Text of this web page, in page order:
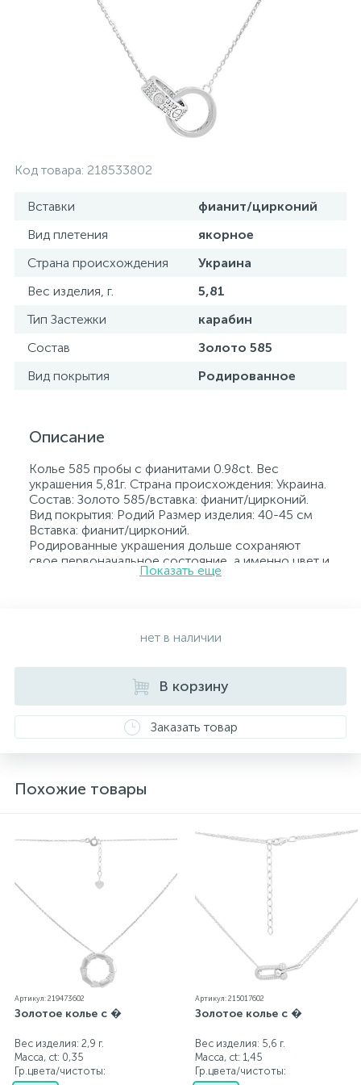
Код товара: 218533802
Вставки
фианит/цирконий
Вид плетения
якорное
Страна происхождения
Украина
Вес изделия, г.
5,81
Тип Застежки
карабин
Состав
Золото 585
Вид покрытия
Родированное
Описание
Колье 585 пробы с фианитами 0.98ct. Вес
украшения 5,81г. Страна происхождения: Украина.
Состав: Золото 585/вставка: фианит/цирконий.
Вид покрытия: Родий Размер изделия: 40-45 см
Вставка: фианит/цирконий.
Родированные украшения дольше сохраняют
свое первоначальное состояние, а именно цвет и
блеск металла. Все ювелирные изделия
всех изделиях стоит соответствующая проба. К
бирка с указанием всех параметров.*Цвета
изделий на сайте могут незначительно отличаться
от реальных из-за особенностей цветопередачи
экрана
Показать еще
нет в наличии
В корзину
Заказать товар
Похожие товары
Артикул: 219473602
Золотое колье с �
Вес изделия: 2,9 г.
Масса, ct: 0,35
Гр.цвета/чистоты:
Артикул: 215017602
Золотое колье с �
Вес изделия: 5,6 г.
Масса, ct: 1,45
Гр.цвета/чистоты:
Серебряные колье
Серебряные цепочки